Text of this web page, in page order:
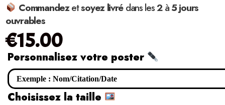
Commandezetsoyez livrédans les2à5 jours
ouvrables
€15.00
Personnalisez votre poster
Choisissez la taille